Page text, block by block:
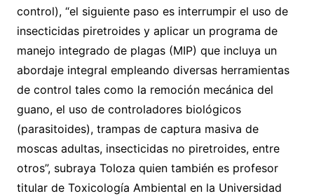
control), “el siguiente paso es interrumpir el uso de
insecticidas piretroides y aplicar un programa de
manejo integrado de plagas (MIP) que incluya un
abordaje integral empleando diversas herramientas
de control tales como la remoción mecánica del
guano, el uso de controladores biológicos
(parasitoides), trampas de captura masiva de
moscas adultas, insecticidas no piretroides, entre
otros”, subraya Toloza quien también es profesor
titular de Toxicología Ambiental en la Universidad